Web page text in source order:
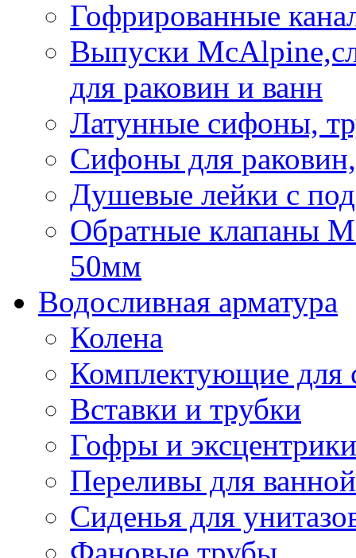
Гофрированные
Выпуски
для раковин и ванн
Латунные сифоны,
Сифоны для
Душевые лейки с
Обратные клапаны
50мм
Водосливная арматура
Колена
Комплектующие для
Вставки и трубки
Гофры и эксцентрики
Переливы для ванной
Сиденья для